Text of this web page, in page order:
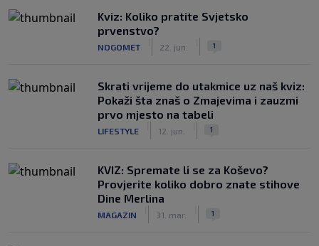
Kviz: Koliko pratite Svjetsko
prvenstvo?
NOGOMET 22. jun. 1
Skrati vrijeme do utakmice uz naš kviz:
Pokaži šta znaš o Zmajevima i zauzmi
prvo mjesto na tabeli
LIFESTYLE 12. jun. 1
KVIZ: Spremate li se za Koševo?
Provjerite koliko dobro znate stihove
Dine Merlina
MAGAZIN 31. mar. 1